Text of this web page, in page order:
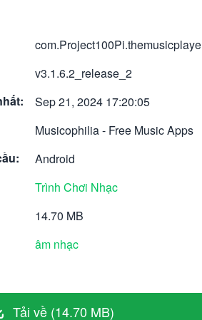
v3.1.6.2_release_2
Sep 21, 2024 17:20:05
Musicophilia - Free Music Apps
Android
Trình Chơi Nhạc
14.70 MB
âm nhạc
Tải về (14.70 MB)